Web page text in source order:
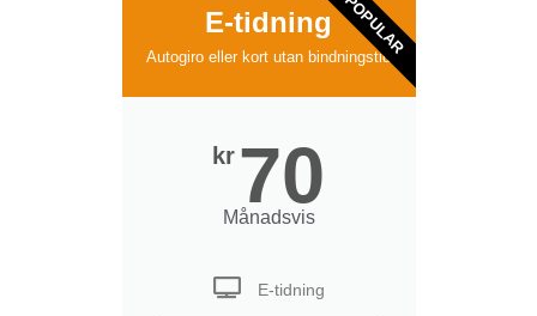
E-tidning
Autogiro eller kort utan bindningstid
kr 70
Månadsvis
E-tidning
POPULAR